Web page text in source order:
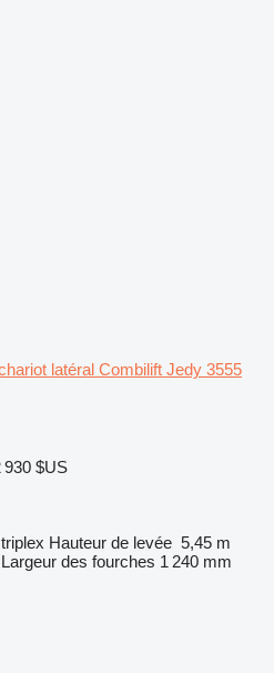
latéral Combilift Jedy 3555
930 $US
triplex Hauteur de levée 5,45 m
Largeur des fourches 1 240 mm